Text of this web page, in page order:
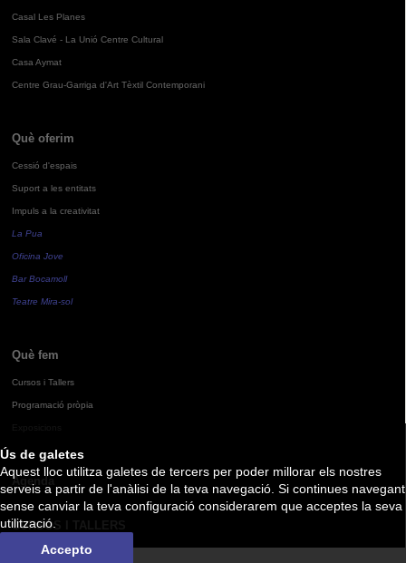
Ús de galetes
Aquest lloc utilitza galetes de tercers per poder millorar els nostres
serveis a partir de l'anàlisi de la teva navegació. Si continues navegant
sense canviar la teva configuració considerarem que acceptes la seva
utilització.
Accepto
Casal Les Planes
Sala Clavé - La Unió Centre Cultural
Casa Aymat
Centre Grau-Garriga d'Art Tèxtil Contemporani
Què oferim
Cessió d'espais
Suport a les entitats
Impuls a la creativitat
La Pua
Oficina Jove
Bar Bocamoll
Teatre Mira-sol
Què fem
Cursos i Tallers
Programació pròpia
Agenda
CURSOS I TALLERS